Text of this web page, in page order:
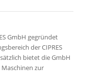
GmbH gegründet
der CIPRES
bietet die GmbH
zur